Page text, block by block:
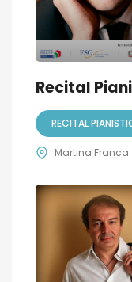
Recital
RECITAL
Martina Franca